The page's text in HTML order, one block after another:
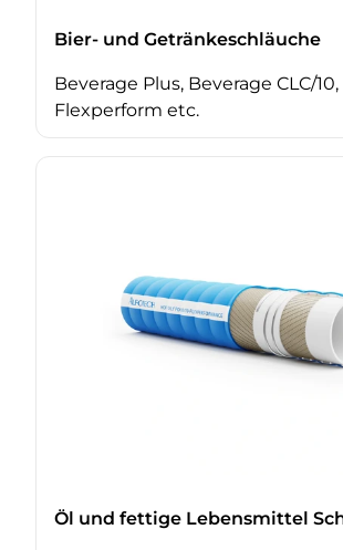
Bier- und Getränkeschläuche
Beverage Plus, Beverage CLC/
Flexperform etc.
Öl und fettige Lebensmittel